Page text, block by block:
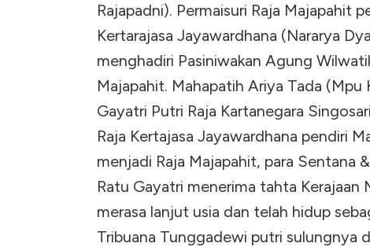
Rajapadni). Permaisuri Raja Majapahit
Kertarajasa Jayawardhana (Nararya
menghadiri Pasiniwakan Agung
Majapahit. Mahapatih Ariya Tada
Gayatri Putri Raja Kartanegara
Raja Kertajasa Jayawardhana pendiri
menjadi Raja Majapahit, para Sentana
Ratu Gayatri menerima tahta Kerajaan
merasa lanjut usia dan telah hidup
Tribuana Tunggadewi putri sulungnya